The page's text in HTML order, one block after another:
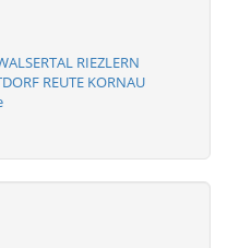
RIEZLERN
REUTE KORNAU